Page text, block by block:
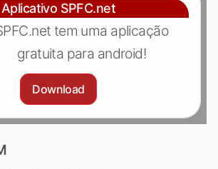
Aplicativo SPFC.net
tem uma aplicação
gratuita para android!
Download